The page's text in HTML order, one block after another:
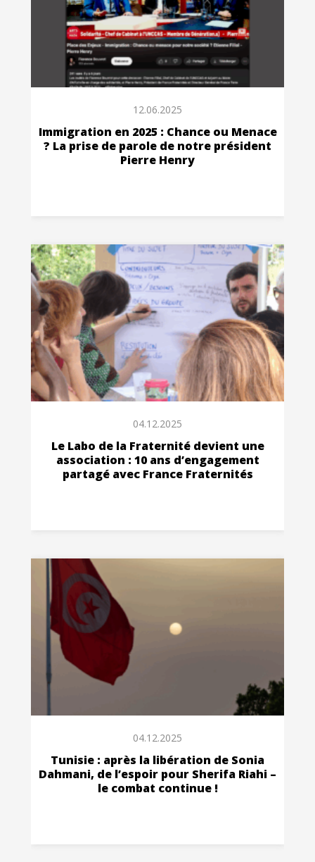
12.06.2025
Immigration en 2025 : Chance ou Menace
? La prise de parole de notre président
Pierre Henry
04.12.2025
Le Labo de la Fraternité devient une
association : 10 ans d’engagement
partagé avec France Fraternités
04.12.2025
Tunisie : après la libération de Sonia
Dahmani, de l’espoir pour Sherifa Riahi –
le combat continue !